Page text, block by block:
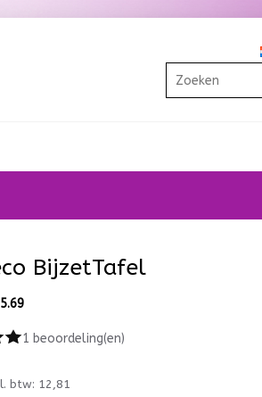
Zoeken
BijzetTafel
1 beoordeling(en)
btw: 12,81